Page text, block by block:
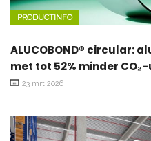
PRODUCTINFO
ALUCOBOND® circular:
met tot 52% minder
23 mrt 2026